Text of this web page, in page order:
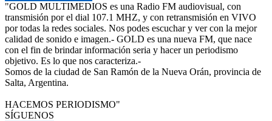
"GOLD MULTIMEDIOS es una Radio FM audiovisual, con
transmisión por el dial 107.1 MHZ, y con retransmisión en VIVO
por todas la redes sociales. Nos podes escuchar y ver con la mejor
calidad de sonido e imagen.- GOLD es una nueva FM, que nace
con el fin de brindar información seria y hacer un periodismo
objetivo. Es lo que nos caracteriza.-
Somos de la ciudad de San Ramón de la Nueva Orán, provincia de
Salta, Argentina.
HACEMOS PERIODISMO"
SÍGUENOS